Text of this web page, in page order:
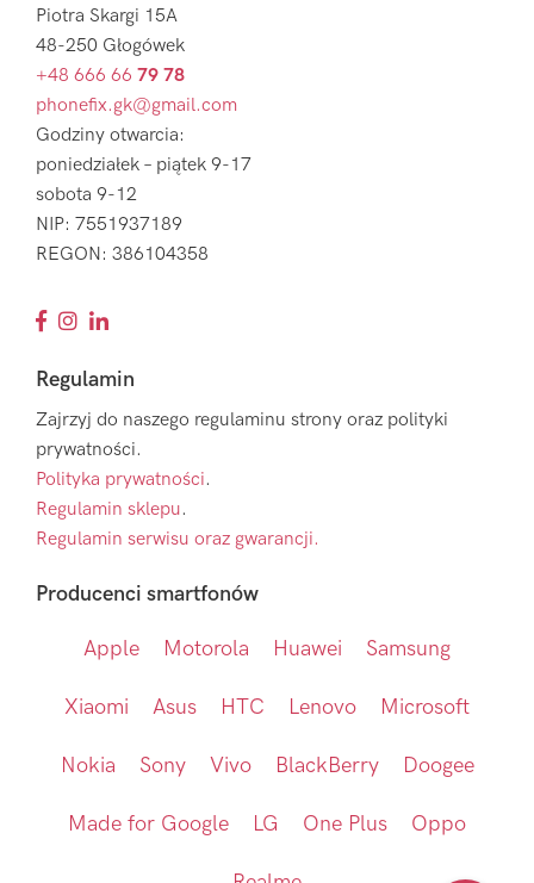
Piotra Skargi 15A
48-250 Głogówek
+48 666 66 79 78
phonefix.gk@gmail.com
Godziny otwarcia:
poniedziałek – piątek 9-17
sobota 9-12
NIP: 7551937189
REGON: 386104358
Regulamin
Zajrzyj do naszego regulaminu strony oraz polityki
prywatności.
Polityka prywatności.
Regulamin sklepu.
Regulamin serwisu oraz gwarancji.
Producenci smartfonów
Apple Motorola Huawei Samsung
Xiaomi Asus HTC Lenovo Microsoft
Nokia Sony Vivo BlackBerry Doogee
Made for Google LG One Plus Oppo